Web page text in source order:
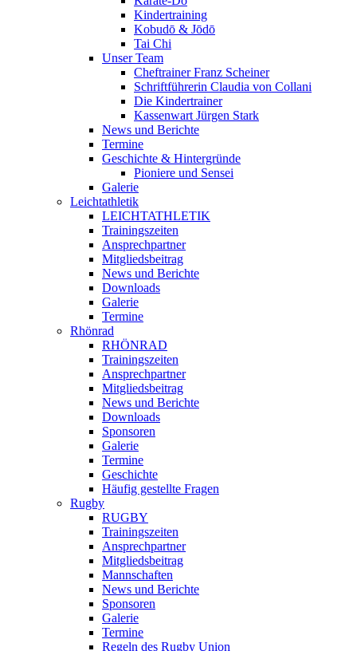
Kindertraining
Kobudō & Jōdō
Tai Chi
Unser Team
Cheftrainer Franz Scheiner
Schriftführerin Claudia von Collani
Die Kindertrainer
Kassenwart Jürgen Stark
News und Berichte
Termine
Geschichte & Hintergründe
Pioniere und Sensei
Galerie
Leichtathletik
LEICHTATHLETIK
Trainingszeiten
Ansprechpartner
Mitgliedsbeitrag
News und Berichte
Downloads
Galerie
Termine
Rhönrad
RHÖNRAD
Trainingszeiten
Ansprechpartner
Mitgliedsbeitrag
News und Berichte
Downloads
Sponsoren
Galerie
Termine
Geschichte
Häufig gestellte Fragen
Rugby
RUGBY
Trainingszeiten
Ansprechpartner
Mitgliedsbeitrag
Mannschaften
News und Berichte
Sponsoren
Galerie
Termine
Regeln des Rugby Union